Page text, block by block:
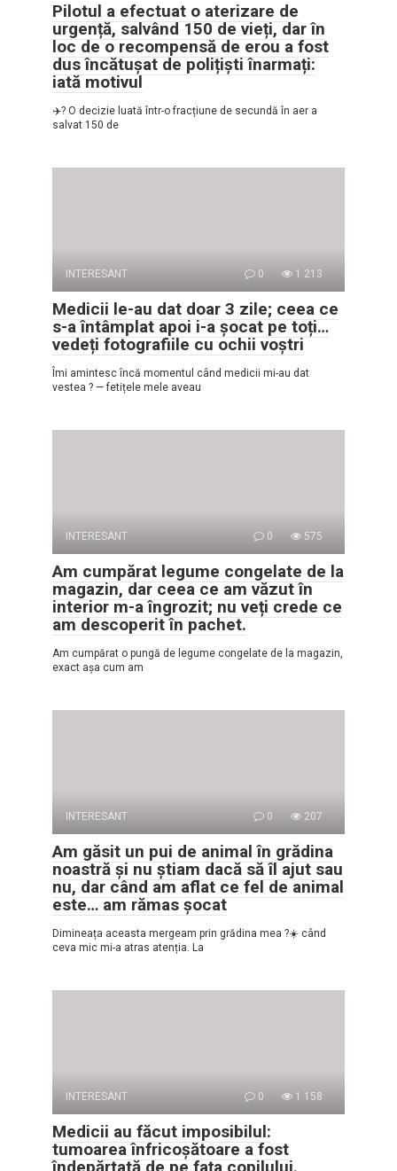
Pilotul a efectuat o aterizare de
urgență, salvând 150 de vieți, dar în
loc de o recompensă de erou a fost
dus încătușat de polițiști înarmați:
iată motivul
✈️? O decizie luată într-o fracțiune de secundă în aer a
salvat 150 de
INTERESANT 0 1 213
Medicii le-au dat doar 3 zile; ceea ce
s-a întâmplat apoi i-a șocat pe toți…
vedeți fotografiile cu ochii voștri
Îmi amintesc încă momentul când medicii mi-au dat
vestea ? — fetițele mele aveau
INTERESANT 0 575
Am cumpărat legume congelate de la
magazin, dar ceea ce am văzut în
interior m-a îngrozit; nu veți crede ce
am descoperit în pachet.
Am cumpărat o pungă de legume congelate de la magazin,
exact așa cum am
INTERESANT 0 207
Am găsit un pui de animal în grădina
noastră și nu știam dacă să îl ajut sau
nu, dar când am aflat ce fel de animal
este… am rămas șocat
Dimineața aceasta mergeam prin grădina mea ?☀️ când
ceva mic mi-a atras atenția. La
INTERESANT 0 1 158
Medicii au făcut imposibilul:
tumoarea înfricoșătoare a fost